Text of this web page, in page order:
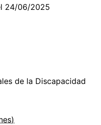
24/06/2025
de la Discapacidad